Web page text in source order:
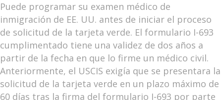
Puede programar su examen médico de
inmigración de EE. UU. antes de iniciar el proceso
de solicitud de la tarjeta verde. El formulario I-693
cumplimentado tiene una validez de dos años a
partir de la fecha en que lo firme un médico civil.
Anteriormente, el USCIS exigía que se presentara la
solicitud de la tarjeta verde en un plazo máximo de
60 días tras la firma del formulario I-693 por parte